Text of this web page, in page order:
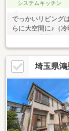
システムキッチン
でっかいリビング
らに大空間に♪（
埼玉県鴻